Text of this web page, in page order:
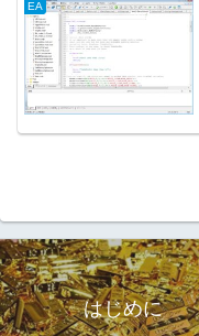
EA
はじめに